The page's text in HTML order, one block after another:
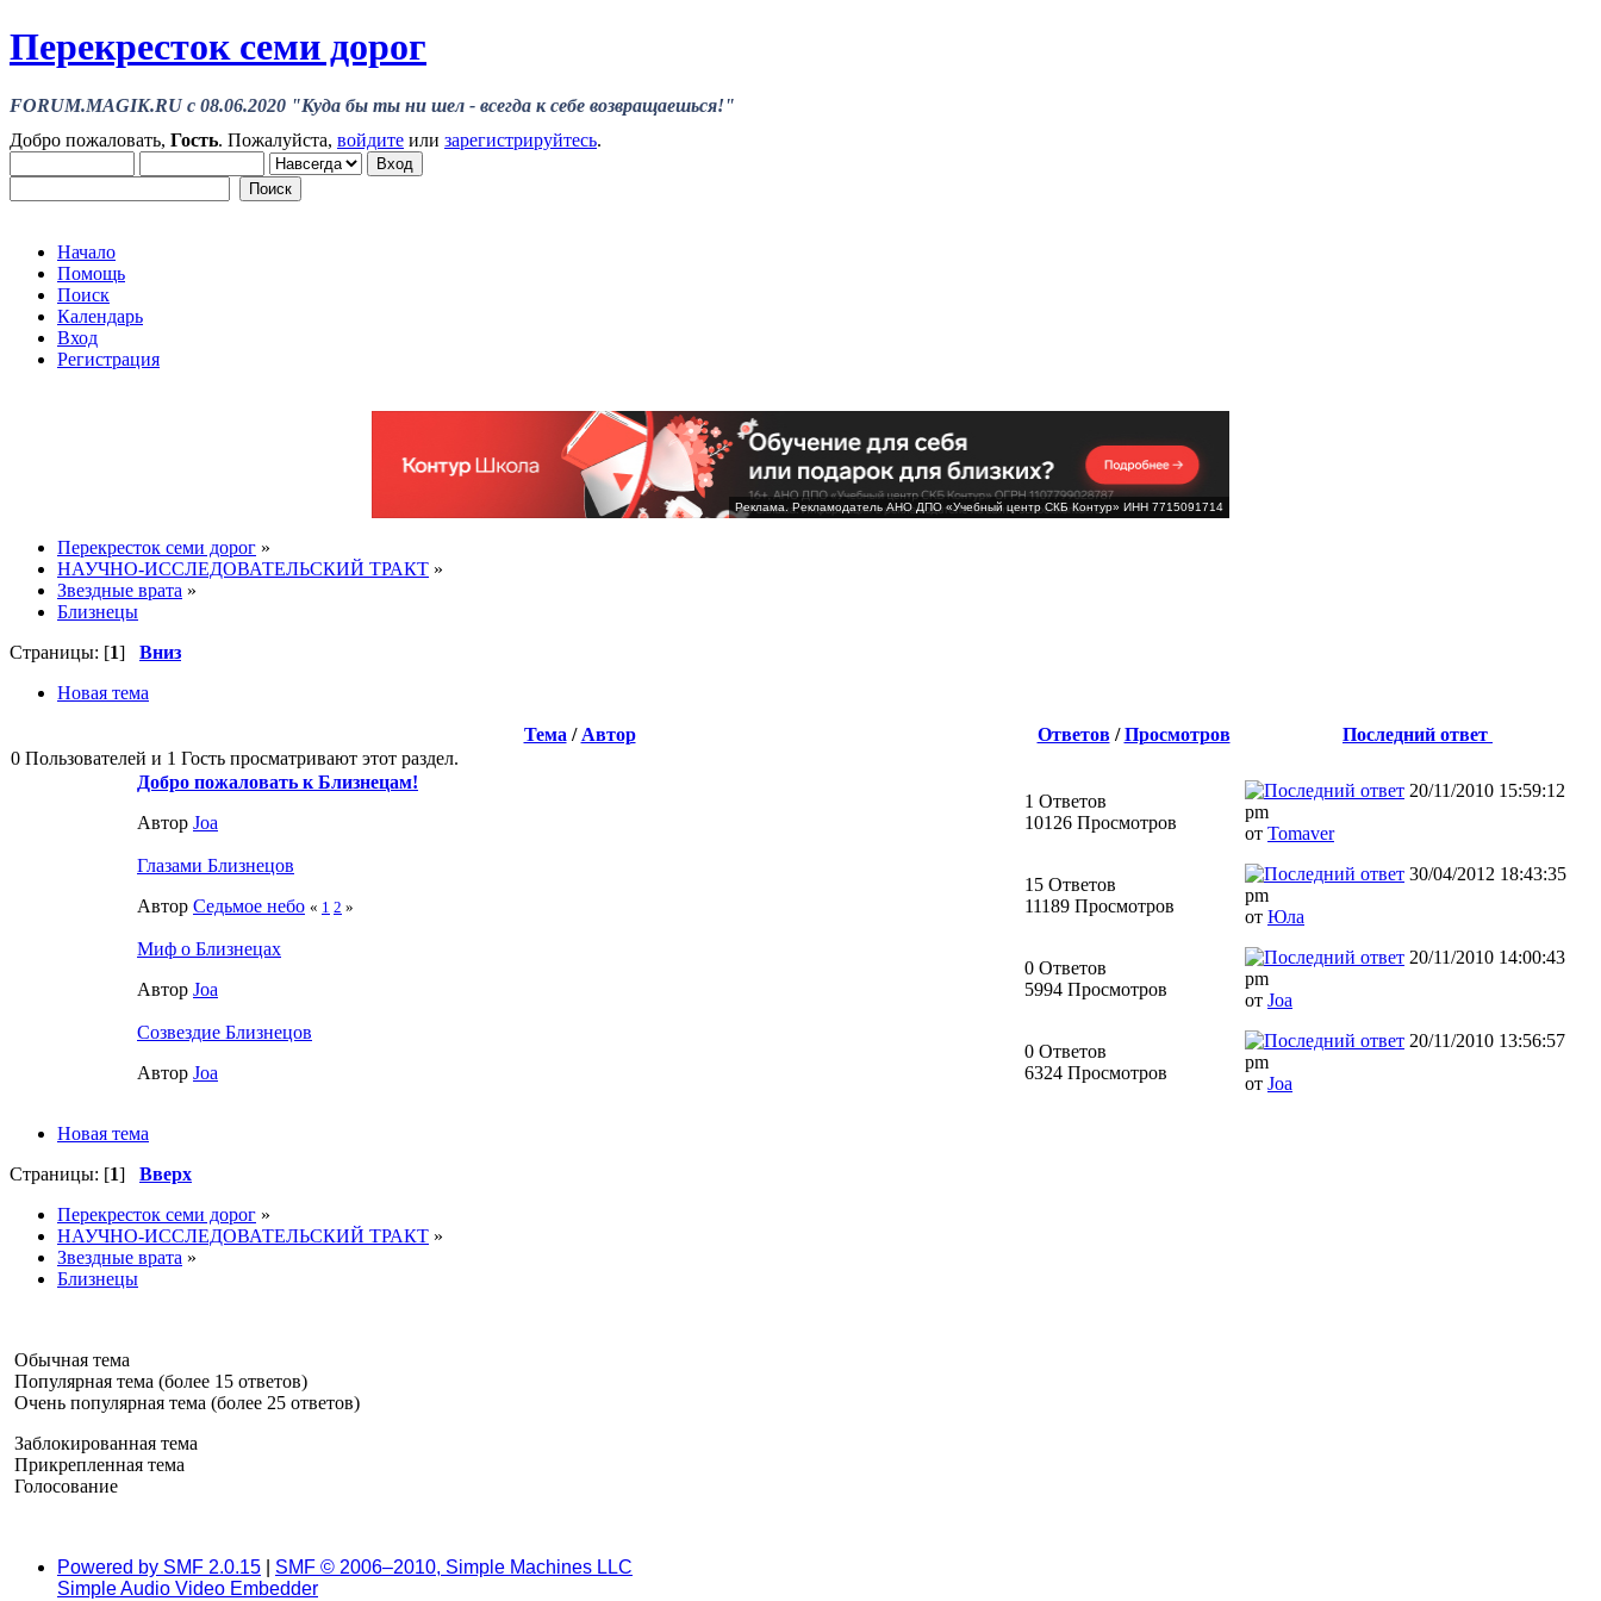
Перекресток семи дорог
FORUM.MAGIK.RU c 08.06.2020 "Куда бы ты ни шел - всегда к себе возвращаешься!"
Добро пожаловать, Гость. Пожалуйста, войдите или зарегистрируйтесь.
Начало
Помощь
Поиск
Календарь
Вход
Регистрация
Реклама. Рекламодатель АНО ДПО «Учебный центр СКБ Контур» ИНН 7715091714
Перекресток семи дорог »
НАУЧНО-ИССЛЕДОВАТЕЛЬСКИЙ ТРАКТ »
Звездные врата »
Близнецы
Страницы: [1] Вниз
Новая тема
Тема / Автор Ответов/Просмотров
Последний ответ
0 Пользователей и 1 Гость просматривают этот раздел.
Добро пожаловать к Близнецам!
Автор Joa
1 Ответов
10126 Просмотров
20/11/2010 15:59:12
pm
от Tomaver
Глазами Близнецов
Автор Седьмое небо « 1 2 »
15 Ответов
11189 Просмотров
30/04/2012 18:43:35
pm
от Юла
Миф о Близнецах
Автор Joa
0 Ответов
5994 Просмотров
20/11/2010 14:00:43
pm
от Joa
Созвездие Близнецов
Автор Joa
0 Ответов
6324 Просмотров
20/11/2010 13:56:57
pm
от Joa
Новая тема
Страницы: [1] Вверх
Перекресток семи дорог »
НАУЧНО-ИССЛЕДОВАТЕЛЬСКИЙ ТРАКТ »
Звездные врата »
Близнецы
Обычная тема
Популярная тема (более 15 ответов)
Очень популярная тема (более 25 ответов)
Заблокированная тема
Прикрепленная тема
Голосование
Powered by SMF 2.0.15
SMF © 2006–2010, Simple Machines LLC
Simple Audio Video Embedder